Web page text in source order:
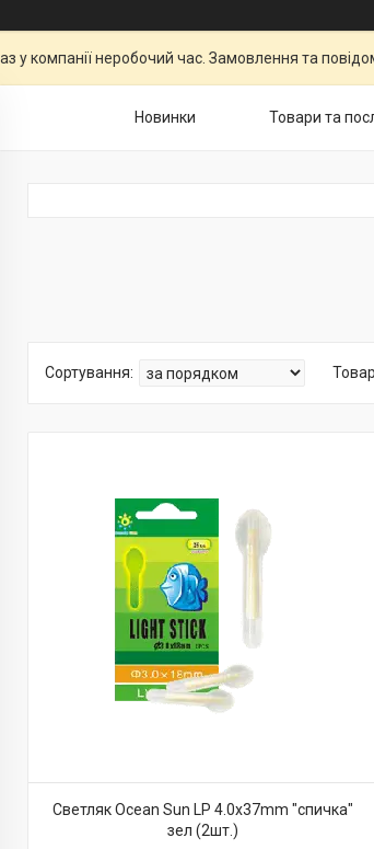
у компанії неробочий час. Замовлення та
Новинки Товари та
Светляк Ocean Sun LP 4.0x37mm "спичка"
зел (2шт.)